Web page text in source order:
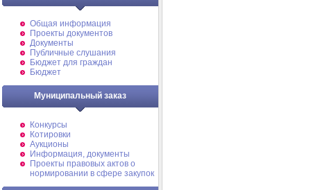
Общая информация
Проекты документов
Документы
Публичные слушания
Бюджет для граждан
Бюджет
Муниципальный заказ
Конкурсы
Котировки
Аукционы
Информация, документы
Проекты правовых актов о
нормировании в сфере закупок